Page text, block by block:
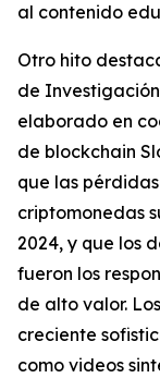
al contenido
Otro hito
de
elaborado en
de blockchain
que las
criptomonedas
2024, y que los
fueron los
de alto valor.
creciente
como videos